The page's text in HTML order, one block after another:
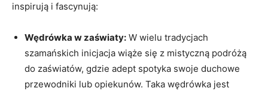
inspirują i fascynują:
Wędrówka w zaświaty: W wielu tradycjach
szamańskich inicjacja wiąże się z mistyczną podróżą
do zaświatów, gdzie adept spotyka swoje duchowe
przewodniki lub opiekunów. Taka wędrówka jest